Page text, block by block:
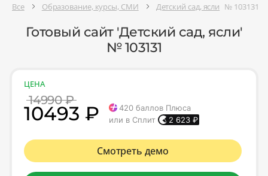
Все Образование, курсы, СМИ Детский сад, ясли № 103131
Готовый сайт 'Детский сад, ясли'
№ 103131
ЦЕНА
14990 ₽
10493 ₽ 420 баллов Плюса
или в Сплит
2 623 ₽
Смотреть демо